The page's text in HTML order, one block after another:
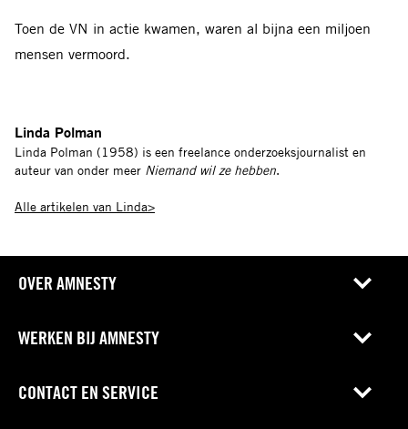
Toen de VN in actie kwamen, waren al bijna een miljoen
mensen vermoord.
Linda Polman
Linda Polman (1958) is een freelance onderzoeksjournalist en
auteur van onder meer Niemand wil ze hebben.
Alle artikelen van Linda>
OVER AMNESTY
WERKEN BIJ AMNESTY
CONTACT EN SERVICE